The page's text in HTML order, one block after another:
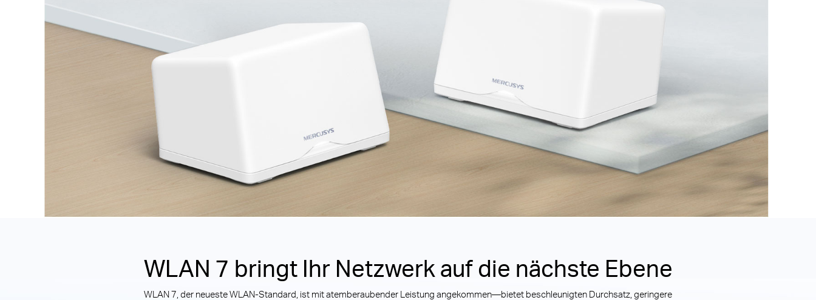
WLAN 7 bringt Ihr Netzwerk auf die nächste Ebene
WLAN 7, der neueste WLAN-Standard, ist mit atemberaubender Leistung angekommen—bietet beschleunigten Durchsatz, geringere